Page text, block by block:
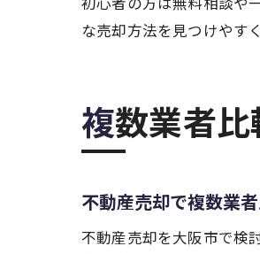
な売却方法を見つけやす
複数業者
不動産売却で複数業
不動産売却を大阪市で検